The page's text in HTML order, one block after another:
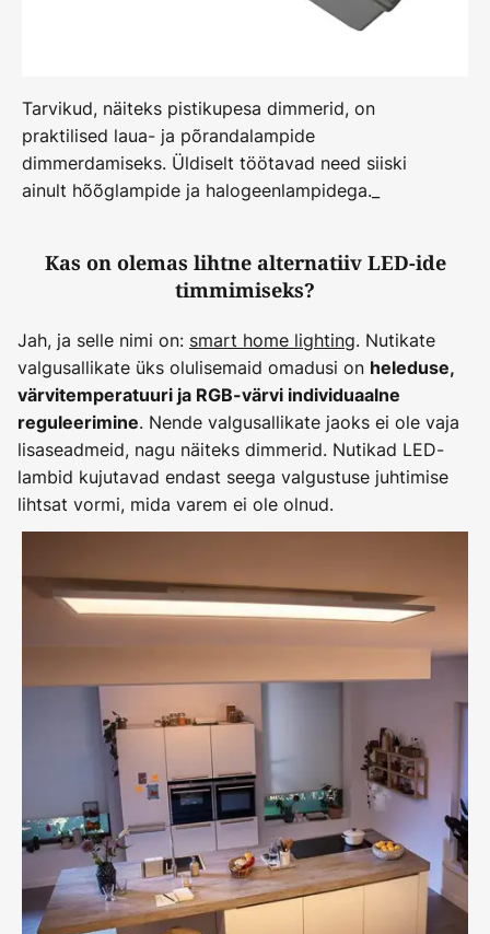
Tarvikud, näiteks pistikupesa dimmerid, on
praktilised laua- ja põrandalampide
dimmerdamiseks. Üldiselt töötavad need siiski
ainult hõõglampide ja halogeenlampidega._
Kas on olemas lihtne alternatiiv LED-ide
timmimiseks?
Jah, ja selle nimi on: smart home lighting. Nutikate
valgusallikate üks olulisemaid omadusi on heleduse,
värvitemperatuuri ja RGB-värvi individuaalne
reguleerimine. Nende valgusallikate jaoks ei ole vaja
lisaseadmeid, nagu näiteks dimmerid. Nutikad LED-
lambid kujutavad endast seega valgustuse juhtimise
lihtsat vormi, mida varem ei ole olnud.